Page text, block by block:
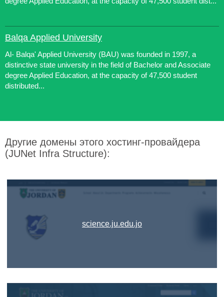
Balqa Applied University
Al- Balqa' Applied University (BAU) was founded in 1997, a
distinctive state university in the field of Bachelor and Associate
degree Applied Education, at the capacity of 47,500 student
distributed...
Другие домены этого хостинг-провайдера
(JUNet Infra Structure):
science.ju.edu.jo